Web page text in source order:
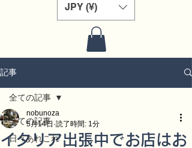
JPY (¥)
記事
全ての記事
日々あれこれ
全ての記事
イタリア出張中でお店はお
nobunoza
5月14日 読了時間: 1分